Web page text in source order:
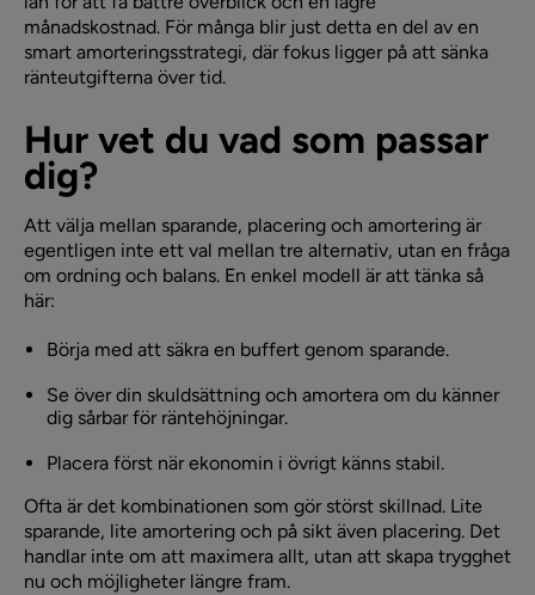
månadskostnad. För många blir just detta en del av en
smart amorteringsstrategi, där fokus ligger på att sänka
ränteutgifterna över tid.
Hur vet du vad som passar
dig?
Att välja mellan sparande, placering och amortering är
egentligen inte ett val mellan tre alternativ, utan en fråga
om ordning och balans. En enkel modell är att tänka så
här:
Börja med att säkra en buffert genom sparande.
Se över din skuldsättning och amortera om du känner
dig sårbar för räntehöjningar.
Placera först när ekonomin i övrigt känns stabil.
Ofta är det kombinationen som gör störst skillnad. Lite
sparande, lite amortering och på sikt även placering. Det
handlar inte om att maximera allt, utan att skapa trygghet
nu och möjligheter längre fram.